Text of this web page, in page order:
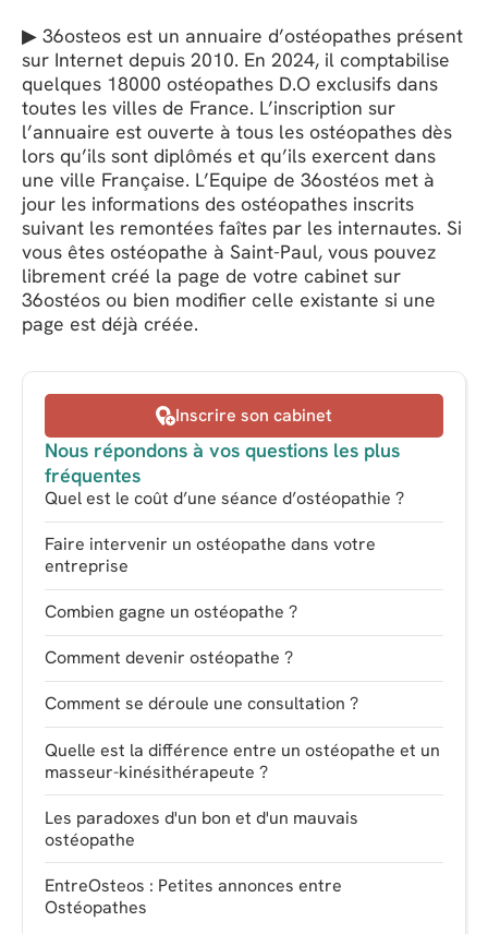
▶ 36osteos est un annuaire d’ostéopathes présent
sur Internet depuis 2010. En 2024, il comptabilise
quelques 18000 ostéopathes D.O exclusifs dans
toutes les villes de France. L’inscription sur
l’annuaire est ouverte à tous les ostéopathes dès
lors qu’ils sont diplômés et qu’ils exercent dans
une ville Française. L’Equipe de 36ostéos met à
jour les informations des ostéopathes inscrits
suivant les remontées faîtes par les internautes. Si
vous êtes ostéopathe à Saint-Paul, vous pouvez
librement créé la page de votre cabinet sur
36ostéos ou bien modifier celle existante si une
page est déjà créée.
Inscrire son cabinet
Nous répondons à vos questions les plus
fréquentes
Quel est le coût d’une séance d’ostéopathie ?
Faire intervenir un ostéopathe dans votre
entreprise
Combien gagne un ostéopathe ?
Comment devenir ostéopathe ?
Comment se déroule une consultation ?
Quelle est la différence entre un ostéopathe et un
masseur-kinésithérapeute ?
Les paradoxes d'un bon et d'un mauvais
ostéopathe
EntreOsteos : Petites annonces entre
Ostéopathes